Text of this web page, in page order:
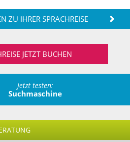
ZU IHRER SPRACHREISE
JETZT BUCHEN
Jetzt testen:
Suchmaschine